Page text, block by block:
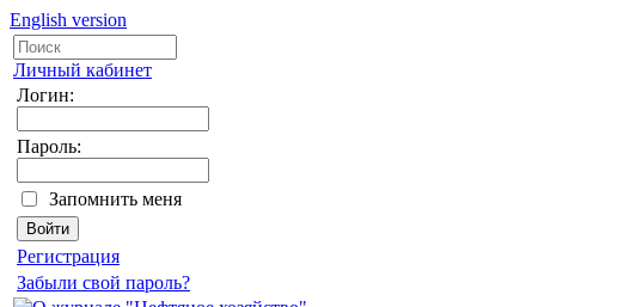
English version
Личный кабинет
Логин:
Пароль:
Запомнить меня
Регистрация
Забыли свой пароль?